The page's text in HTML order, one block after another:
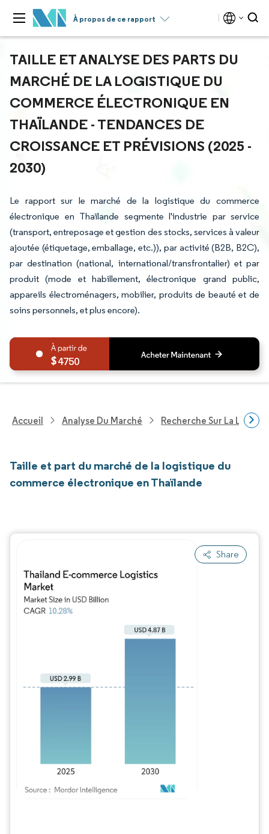
À propos de ce rapport
TAILLE ET ANALYSE DES PARTS DU
MARCHÉ DE LA LOGISTIQUE DU
COMMERCE ÉLECTRONIQUE EN
THAÏLANDE - TENDANCES DE
CROISSANCE ET PRÉVISIONS (2025 -
2030)
Le rapport sur le marché de la logistique du commerce
électronique en Thaïlande segmente l'industrie par service
(transport, entreposage et gestion des stocks, services à valeur
ajoutée (étiquetage, emballage, etc.)), par activité (B2B, B2C),
par destination (national, international/transfrontalier) et par
produit (mode et habillement, électronique grand public,
appareils électroménagers, mobilier, produits de beauté et de
soins personnels, et plus encore).
4750
Accueil Analyse Du Marché Recherche Sur La
Taille et part du marché de la logistique du
commerce électronique en Thaïlande
Share